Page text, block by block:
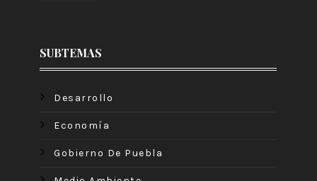
SUBTEMAS
Desarrollo
Economía
Gobierno De Puebla